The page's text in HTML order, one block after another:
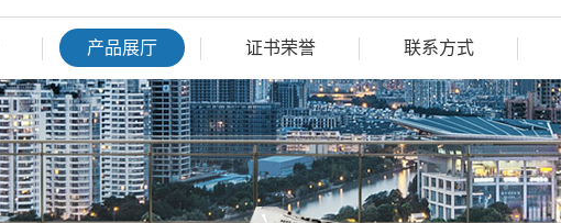
产品展厅 证书荣誉 联系方式